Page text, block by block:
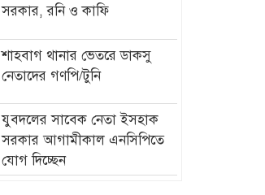
সরকার, রনি ও কাফি
শাহবাগ থানার ভেতরে ডাকসু
নেতাদের গণপি/টুনি
যুবদলের সাবেক নেতা ইসহাক
সরকার আগামীকাল এনসিপিতে
যোগ দিচ্ছেন